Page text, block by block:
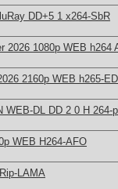
DD+5 1 x264-SbR
2026 1080p WEB h264
2160p WEB h265-
WEB-DL DD 2 0 H 264-
WEB H264-AFO
LAMA